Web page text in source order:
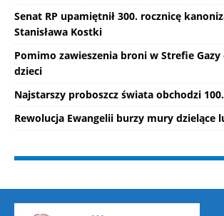
Senat RP upamiętnił 300. rocznicę
Stanisława Kostki
Pomimo zawieszenia broni w Strefie
dzieci
Najstarszy proboszcz świata obchodzi
Rewolucja Ewangelii burzy mury dzielące